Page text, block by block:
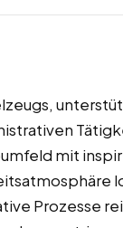
mit
Prozesse